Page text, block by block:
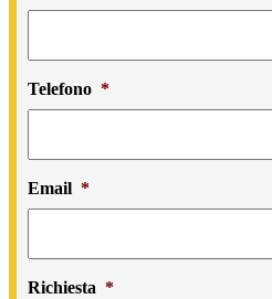
Telefono *
Email *
Richiesta *